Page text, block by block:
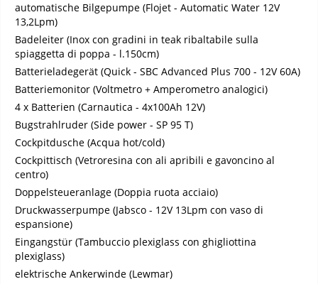
automatische Bilgepumpe (Flojet - Automatic Water 12V
13,2Lpm)
Badeleiter (Inox con gradini in teak ribaltabile sulla
spiaggetta di poppa - l.150cm)
Batterieladegerät (Quick - SBC Advanced Plus 700 - 12V 60A)
Batteriemonitor (Voltmetro + Amperometro analogici)
4 x Batterien (Carnautica - 4x100Ah 12V)
Bugstrahlruder (Side power - SP 95 T)
Cockpitdusche (Acqua hot/cold)
Cockpittisch (Vetroresina con ali apribili e gavoncino al
centro)
Doppelsteueranlage (Doppia ruota acciaio)
Druckwasserpumpe (Jabsco - 12V 13Lpm con vaso di
espansione)
Eingangstür (Tambuccio plexiglass con ghigliottina
plexiglass)
elektrische Ankerwinde (Lewmar)